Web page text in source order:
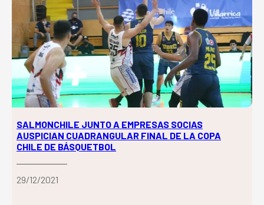
SALMONCHILE JUNTO A EMPRESAS SOCIAS
AUSPICIAN CUADRANGULAR FINAL DE LA COPA
CHILE DE BÁSQUETBOL
29/12/2021